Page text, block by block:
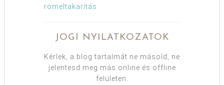
romeltakarítás
JOGI NYILATKOZATOK
Kérlek, a blog tartalmát ne másold, ne
jelentesd meg más online és offline
felületen.